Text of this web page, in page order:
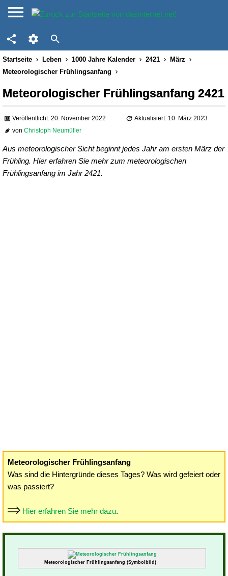
Startseite Leben 1000 Jahre Kalender 2421
März
Meteorologischer Frühlingsanfang
Meteorologischer Frühlingsanfang 2421
Veröffentlicht: 20. November 2022
Aktualisiert: 10. März 2023
vonChristoph Neumüller
Aus meteorologischer Sicht beginnt jedes Jahr am ersten März der
Frühling. Hier erfahren Sie mehr zum meteorologischen
Frühlingsanfang im Jahr 2421.
Meteorologischer Frühlingsanfang
Was sind die Hintergründe dieses Tages? Was wird gefeiert oder
was passiert?
Hier erfahren Sie mehr dazu.
Meteorologischer Frühlingsanfang (Symbolbild)